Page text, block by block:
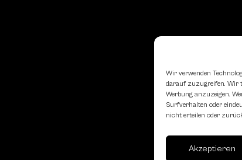
Wir verwenden
darauf zuzugreifen. Wir
Werbung anzuzeigen.
Surfverhalten oder
nicht erteilen oder
Akzeptieren